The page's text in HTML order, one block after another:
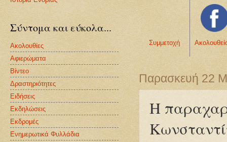
Συμμετοχή
Παρασκευή 22
Η
Σύντομα και εύκολα...
Ακολουθίες
Αφιερώματα
Βίντεο
Δραστηριότητες
Ειδήσεις
Εκδηλώσεις
Εκδρομές
Ενημερωτικά Φυλλάδια